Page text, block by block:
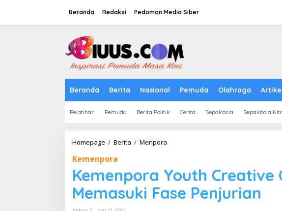
Beranda Redaksi Pedoman Media Siber
Beranda Berita Nasional Pemuda Olahraga
Pelatihan Pemuda Berita Politik Cerita Sepakbola Sepakbola
Homepage / Berita / Menpora
Challenge
2021
Memasuki
Fase
Kemenpora
Kemenpora Youth Creative
Memasuki Fase Penjurian